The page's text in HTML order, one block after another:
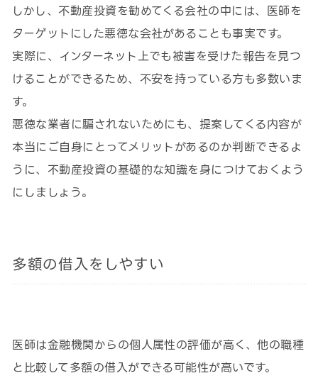
しかし、不動産投資を勧めてくる会社の中には、医師を
ターゲットにした悪徳な会社があることも事実です。
実際に、インターネット上でも被害を受けた報告を見つ
けることができるため、不安を持っている方も多数いま
す。
悪徳な業者に騙されないためにも、提案してくる内容が
本当にご自身にとってメリットがあるのか判断できるよ
うに、不動産投資の基礎的な知識を身につけておくよう
にしましょう。
多額の借入をしやすい
医師は金融機関からの個人属性の評価が高く、他の職種
と比較して多額の借入ができる可能性が高いです。